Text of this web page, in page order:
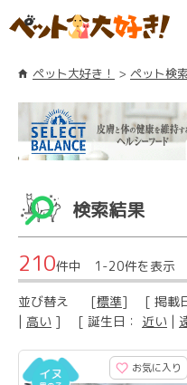
ペット大好き！ ペット検
検索結果
210件中 1-20件を表示
並び替え [標準] [ 掲載
| 高い ] [ 誕生日： 近い |
お気に入り